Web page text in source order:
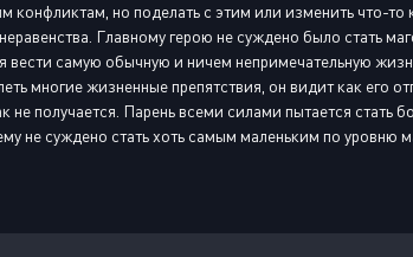
конфликтам, но поделать с этим или изменить что-
Главному герою не суждено было стать
самую обычную и ничем непримечательную
многие жизненные препятствия, он видит как его
получается. Парень всеми силами пытается стать
не суждено стать хоть самым маленьким по уровню